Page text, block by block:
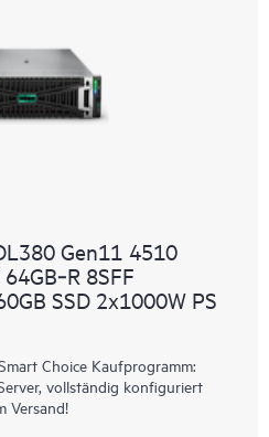
Gen11 4510
8SFF
SSD 2x1000W PS
Choice Kaufprogramm:
vollständig konfiguriert
Versand!